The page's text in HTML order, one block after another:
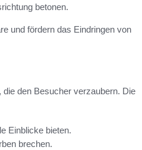
betonen.
und fördern das Eindringen von
die den Besucher verzaubern. Die
Einblicke bieten.
brechen.